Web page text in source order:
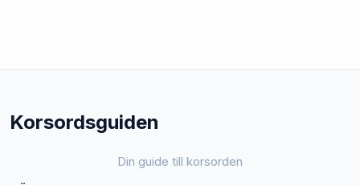
Korsordsguiden
Din guide till korsorden